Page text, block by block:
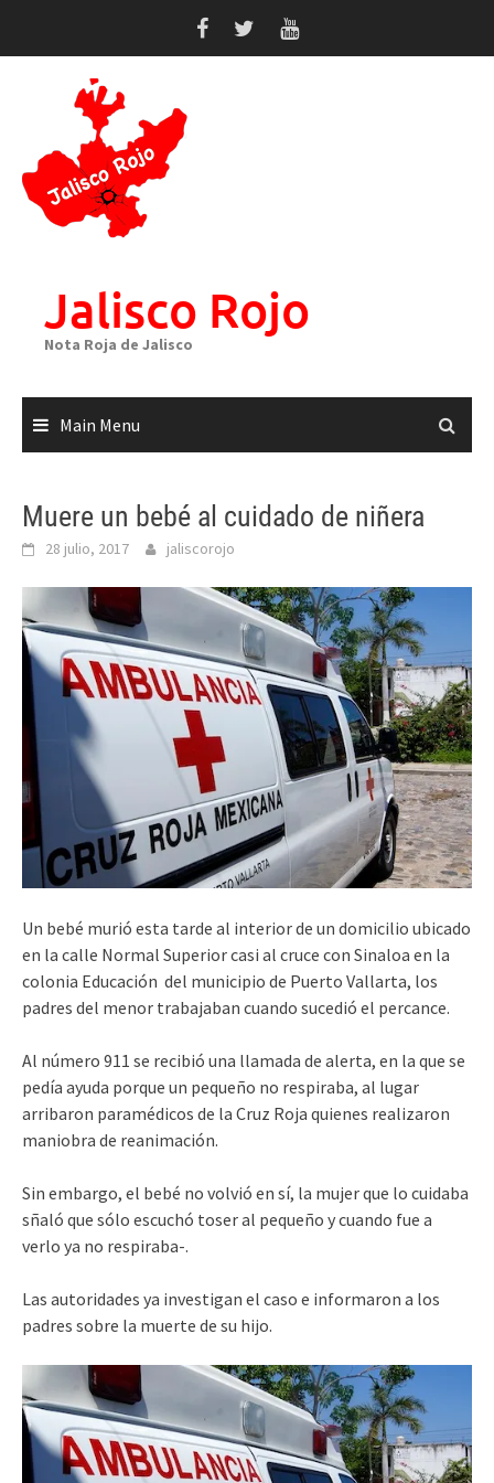
Jalisco Rojo
Nota Roja de Jalisco
Main Menu
Muere un bebé al cuidado de niñera
28 julio, 2017 jaliscorojo
Un bebé murió esta tarde al interior de un domicilio ubicado
en la calle Normal Superior casi al cruce con Sinaloa en la
colonia Educación del municipio de Puerto Vallarta, los
padres del menor trabajaban cuando sucedió el percance.
Al número 911 se recibió una llamada de alerta, en la que se
pedía ayuda porque un pequeño no respiraba, al lugar
arribaron paramédicos de la Cruz Roja quienes realizaron
maniobra de reanimación.
Sin embargo, el bebé no volvió en sí, la mujer que lo cuidaba
sñaló que sólo escuchó toser al pequeño y cuando fue a
verlo ya no respiraba-.
Las autoridades ya investigan el caso e informaron a los
padres sobre la muerte de su hijo.